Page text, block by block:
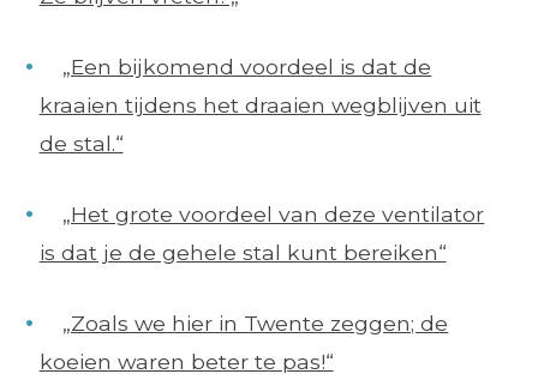
„Een bijkomend voordeel is dat de
kraaien tijdens het draaien wegblijven uit
de stal.“
„Het grote voordeel van deze ventilator
is dat je de gehele stal kunt bereiken“
„Zoals we hier in Twente zeggen; de
koeien waren beter te pas!“